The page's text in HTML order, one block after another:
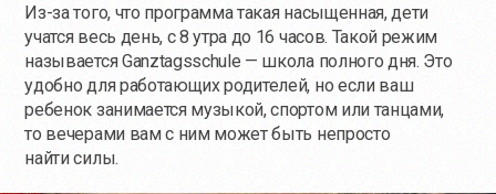
Из-затого, что программа такая насыщенная, дети
учатся весь день, с 8 утра до 16 часов. Такой режим
называется Ganztagsschule — школа полного дня. Это
удобно для работающих родителей, но если ваш
ребенок занимается музыкой, спортом или танцами,
то вечерами вам с ним может быть непросто
найти силы.